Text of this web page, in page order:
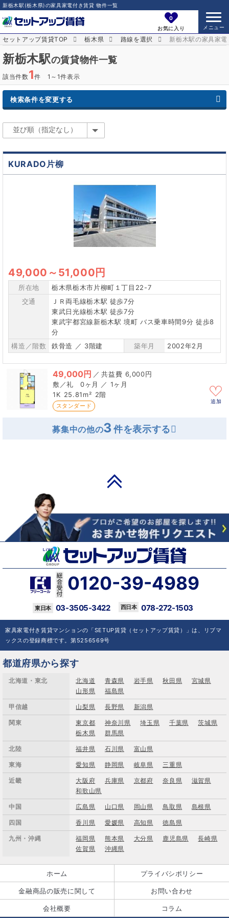
新栃木駅(栃木県)の家具家電付き賃貸 物件一覧
0
お気に入り
セットアップ賃貸TOP 栃木県 路線を選択 新栃木駅の家具家
新栃木駅の賃貸物件一覧
該当件数1件 1～1件表示
検索条件を変更する
KURADO片柳
49,000 ～ 51,000円
所在地
栃木県栃木市片柳町１丁目22-7
交通
ＪＲ両毛線栃木駅 徒歩7分
東武日光線栃木駅 徒歩7分
東武宇都宮線新栃木駅 境町 バス乗車時間9分 徒歩8
分
構造／階数
鉄骨造 ／ 3階建 築年月 2002年2月
49,000円 ／
6,000円
0ヶ月 ／ 1ヶ月
1K 25.81m² 2階
スタンダード
追加
募集中の他の3
0120-39-4989
03-3505-3422 078-272-1503
家具家電付き賃貸マンションの「SETUP賃貸（セットアップ賃貸）」は、リブマ
ックスの登録商標です。第5256569号
都道府県から探す
北海道・東北 北海道 青森県 岩手県 秋田県
宮城県
山形県
福島県
甲信越 山梨県 長野県 新潟県
関東 東京都 神奈川県 埼玉県 千葉県
茨城県
栃木県
群馬県
北陸 福井県 石川県 富山県
東海 愛知県 静岡県 岐阜県 三重県
近畿 大阪府 兵庫県 京都府 奈良県
滋賀県
和歌山県
中国 広島県 山口県 岡山県 鳥取県 島根県
四国 香川県 愛媛県 高知県 徳島県
九州・沖縄 福岡県 熊本県 大分県 鹿児島県
長崎県
佐賀県
沖縄県
ホーム プライバシポリシー
金融商品の販売に関して お問い合わせ
会社概要 コラム